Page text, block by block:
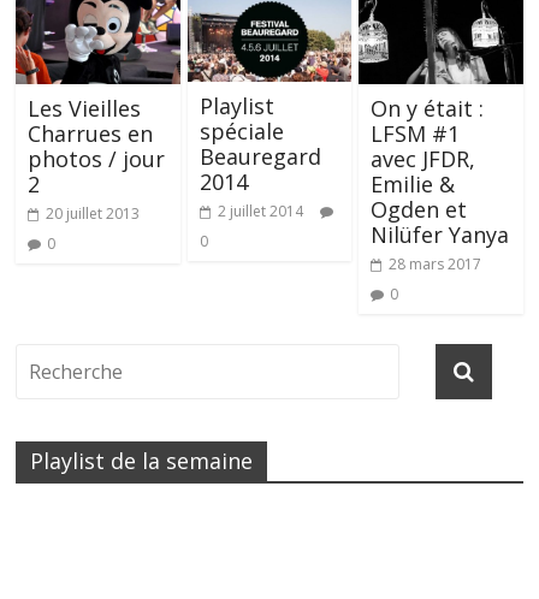
Les Vieilles
Charrues en
photos / jour
2
20 juillet 2013
0
Playlist
spéciale
Beauregard
2014
2 juillet 2014
0
On y était :
LFSM #1
avec JFDR,
Emilie &
Ogden et
Nilüfer Yanya
28 mars 2017
0
Playlist de la semaine